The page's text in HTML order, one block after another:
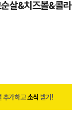
살&치즈볼&콜라
추가하고소식 받기!